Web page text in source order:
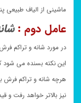
ماشینی از الیاف طبیعی
عامل دوم :
در مورد شانه و تراکم
این نکته بسنده می شود
هرچه شانه و تراکم فرش
نیز بالاتر خواهد رفت